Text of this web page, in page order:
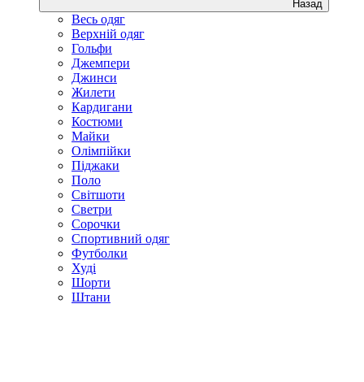
Назад
Весь одяг
Верхній одяг
Гольфи
Джемпери
Джинси
Жилети
Кардигани
Костюми
Майки
Олімпійки
Піджаки
Поло
Світшоти
Светри
Сорочки
Спортивний одяг
Футболки
Худі
Шорти
Штани